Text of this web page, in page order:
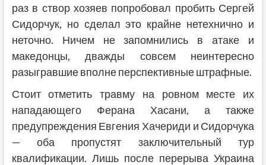
раз в створ хозяев попробовал пробить Сергей
Сидорчук, но сделал это крайне нетехнично и
неточно. Ничем не запомнились в атаке и
македонцы, дважды совсем неинтересно
разыгравшие вполне перспективные штрафные.
Стоит отметить травму на ровном месте их
нападающего Ферана Хасани, а также
предупреждения Евгения Хачериди и Сидорчука
— оба пропустят заключительный тур
квалификации. Лишь после перерыва Украина